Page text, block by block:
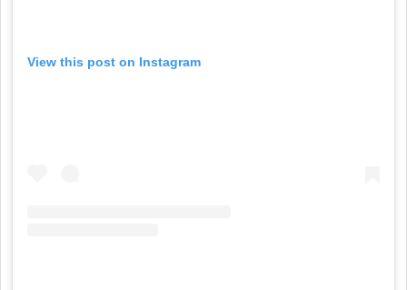
View this post on Instagram